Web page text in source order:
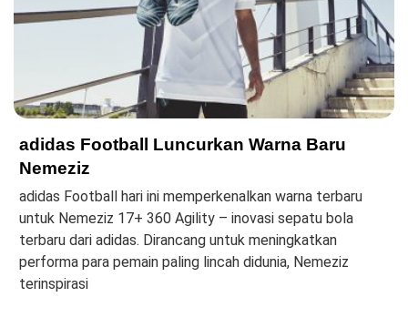
adidas Football Luncurkan Warna Baru
Nemeziz
adidas Football hari ini memperkenalkan warna terbaru
untuk Nemeziz 17+ 360 Agility – inovasi sepatu bola
terbaru dari adidas. Dirancang untuk meningkatkan
performa para pemain paling lincah didunia, Nemeziz
terinspirasi